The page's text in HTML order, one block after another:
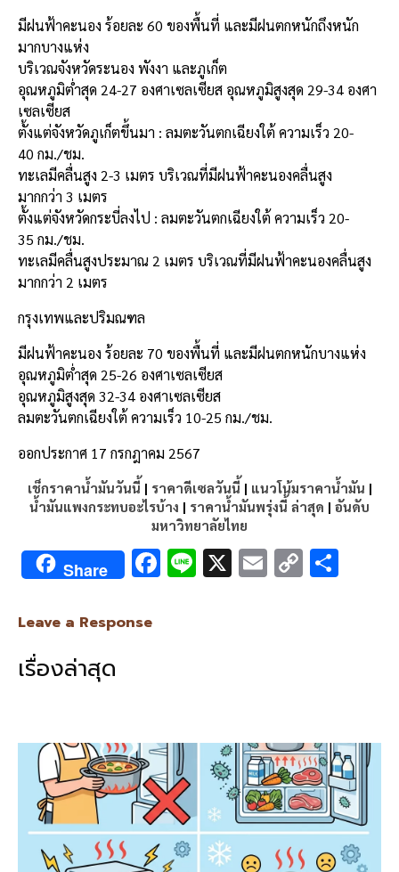
มีฝนฟ้าคะนอง ร้อยละ 60 ของพื้นที่ และมีฝนตกหนักถึงหนัก
มากบางแห่ง
บริเวณจังหวัดระนอง พังงา และภูเก็ต
อุณหภูมิต่ำสุด 24-27 องศาเซลเซียส อุณหภูมิสูงสุด 29-34 องศา
เซลเซียส
ตั้งแต่จังหวัดภูเก็ตขึ้นมา : ลมตะวันตกเฉียงใต้ ความเร็ว 20-
40 กม./ชม.
ทะเลมีคลื่นสูง 2-3 เมตร บริเวณที่มีฝนฟ้าคะนองคลื่นสูง
มากกว่า 3 เมตร
ตั้งแต่จังหวัดกระบี่ลงไป : ลมตะวันตกเฉียงใต้ ความเร็ว 20-
35 กม./ชม.
ทะเลมีคลื่นสูงประมาณ 2 เมตร บริเวณที่มีฝนฟ้าคะนองคลื่นสูง
มากกว่า 2 เมตร
กรุงเทพและปริมณฑล
มีฝนฟ้าคะนอง ร้อยละ 70 ของพื้นที่ และมีฝนตกหนักบางแห่ง
อุณหภูมิต่ำสุด 25-26 องศาเซลเซียส
อุณหภูมิสูงสุด 32-34 องศาเซลเซียส
ลมตะวันตกเฉียงใต้ ความเร็ว 10-25 กม./ชม.
ออกประกาศ 17 กรกฎาคม 2567
เช็กราคาน้ำมันวันนี้ | ราคาดีเซลวันนี้ | แนวโน้มราคาน้ำมัน |
น้ำมันแพงกระทบอะไรบ้าง | ราคาน้ำมันพรุ่งนี้ ล่าสุด | อันดับ
มหาวิทยาลัยไทย
Share F
k
Li X E C
Leave a Response
เรื่องล่าสุด